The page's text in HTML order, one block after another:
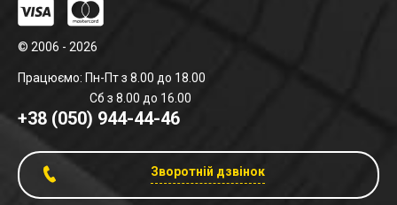
© 2006 - 2026
Працюємо: Пн-Пт з 8.00 до 18.00
Сб з 8.00 до 16.00
+38 (050) 944-44-46
Зворотній дзвінок